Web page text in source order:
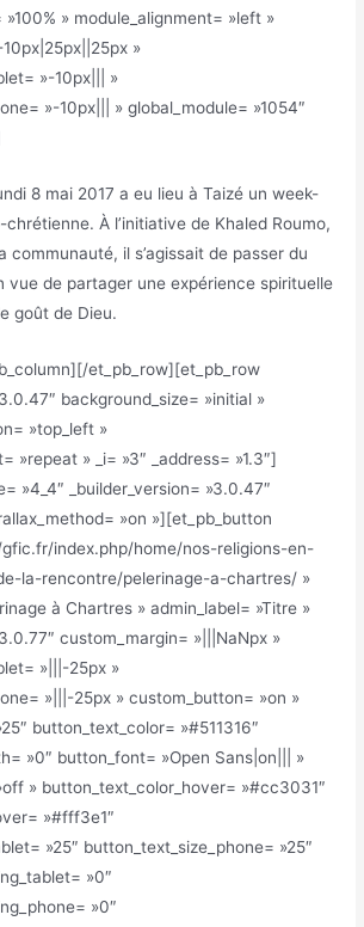
» module_alignment= »left »
»
»-10px||| »
»-10px||| » global_module= »1054″
8 mai 2017 a eu lieu à Taizé un week-
chrétienne. À l’initiative de Khaled Roumo,
communauté, il s’agissait de passer du
vue de partager une expérience spirituelle
goût de Dieu.
et_pb_row][et_pb_row
background_size= »initial »
»top_left »
»repeat » _i= »3″ _address= »1.3″]
»4_4″ _builder_version= »3.0.47″
»on »][et_pb_button
index.php/home/nos-religions-en-
la-rencontre/pelerinage-a-chartres/ »
à Chartres » admin_label= »Titre »
custom_margin= »|||NaNpx »
»|||-25px »
»|||-25px » custom_button= »on »
button_text_color= »#511316″
»0″ button_font= »Open Sans|on||| »
» button_text_color_hover= »#cc3031″
»#fff3e1″
»25″ button_text_size_phone= »25″
»0″
»0″